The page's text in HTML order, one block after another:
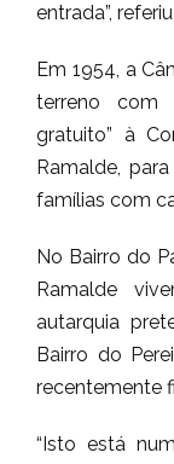
entrada”,
Em 1954, a
terreno com
gratuito” à
Ramalde,
famílias com
No Bairro do
Ramalde
autarquia
Bairro do
recentemente
“Isto está